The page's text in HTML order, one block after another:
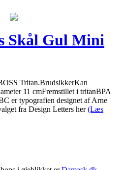
Skål Gul Mini
Tritan.BrudsikkerKan
11 cmFremstillet i tritanBPA
er typografien designet af Arne
fra Design Letters her(Læs